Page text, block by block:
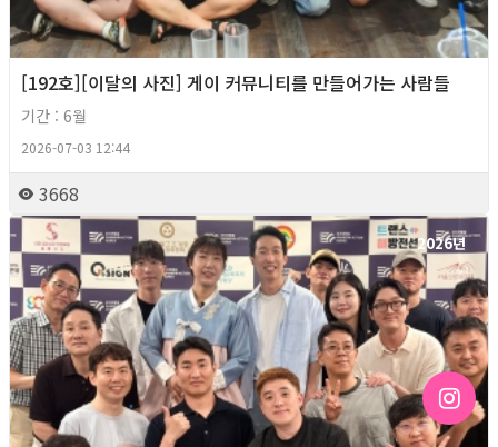
[192호][이달의 사진] 게이 커뮤니티를 만들어가는 사람들
기간 : 6월
2026-07-03 12:44
3668
2026년